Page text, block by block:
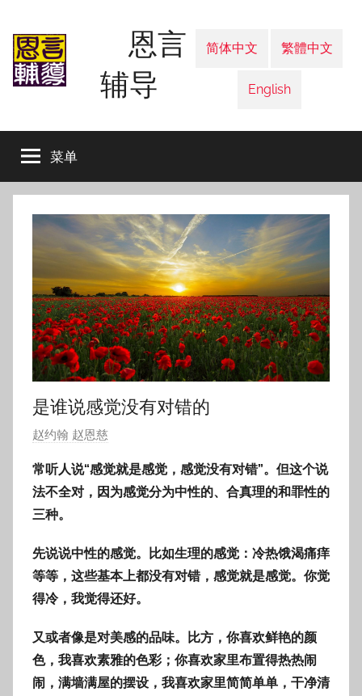
恩言
辅导
简体中文 繁體中文
English
菜单
是谁说感觉没有对错的
发
于
2
0
8
年
8
2
3
日
赵约翰 赵恩慈
常听人说“感觉就是感觉，感觉没有对错”。但这个说
法不全对，因为感觉分为中性的、合真理的和罪性的
三种。
先说说中性的感觉。比如生理的感觉：冷热饿渴痛痒
等等，这些基本上都没有对错，感觉就是感觉。你觉
得冷，我觉得还好。
又或者像是对美感的品味。比方，你喜欢鲜艳的颜
色，我喜欢素雅的色彩；你喜欢家里布置得热热闹
闹，满墙满屋的摆设，我喜欢家里简简单单，干净清